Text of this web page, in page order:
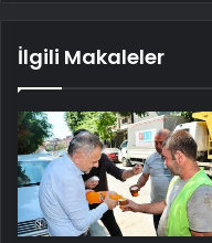
İlgili Makaleler